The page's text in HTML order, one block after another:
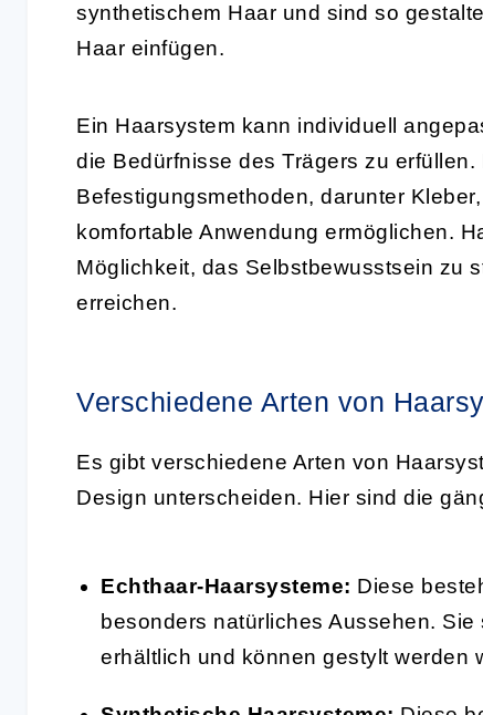
synthetischem Haar und sind so
Haar einfügen.
Ein Haarsystem kann individuell
die Bedürfnisse des Trägers zu
Befestigungsmethoden, darunter
komfortable Anwendung ermöglichen.
Möglichkeit, das Selbstbewusstsein zu
erreichen.
Verschiedene Arten von
Es gibt verschiedene Arten von
Design unterscheiden. Hier sind die
Echthaar-Haarsysteme: Diese
besonders natürliches Aussehen.
erhältlich und können gestylt werden